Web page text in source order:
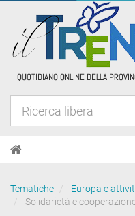
Tematiche
Europa e
Solidarietà e